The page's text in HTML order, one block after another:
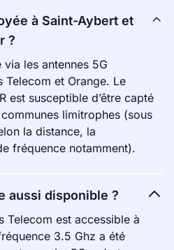
à Saint-Aybert et
?
les antennes 5G
Telecom et Orange. Le
est susceptible d’être capté
limitrophes (sous
la distance, la
fréquence notamment).
aussi disponible ?
Telecom est accessible à
3.5 Ghz a été